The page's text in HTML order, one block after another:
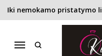
Iki nemokamo pristatymo
Navigacija
Pagrindinis KONCENTRACIJA
Hermes Kelly Caleche EDP
HERMES KELLY